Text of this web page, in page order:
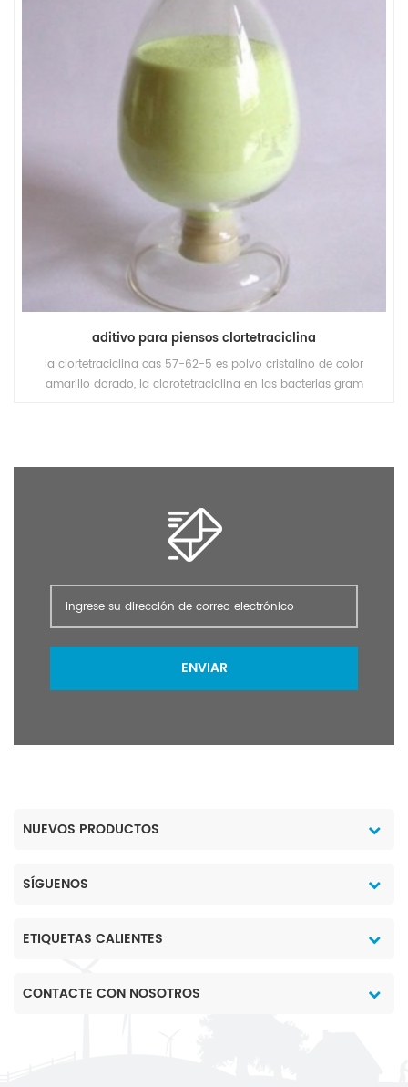
aditivo para piensos clortetraciclina
la clortetraciclina cas 57-62-5 es polvo cristalino de color
amarillo dorado, la clorotetraciclina en las bacterias gram
ENVIAR
NUEVOS PRODUCTOS
SÍGUENOS
ETIQUETAS CALIENTES
CONTACTE CON NOSOTROS